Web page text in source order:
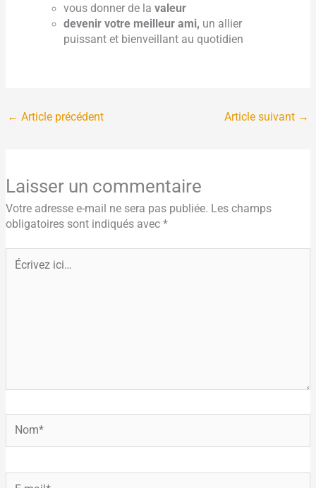
vous donner de la valeur
devenir votre meilleur ami, un allier
puissant et bienveillant au quotidien
← Article précédent Article suivant →
Laisser un commentaire
Votre adresse e-mail ne sera pas publiée. Les champs
obligatoires sont indiqués avec*
Écrivez
ici…